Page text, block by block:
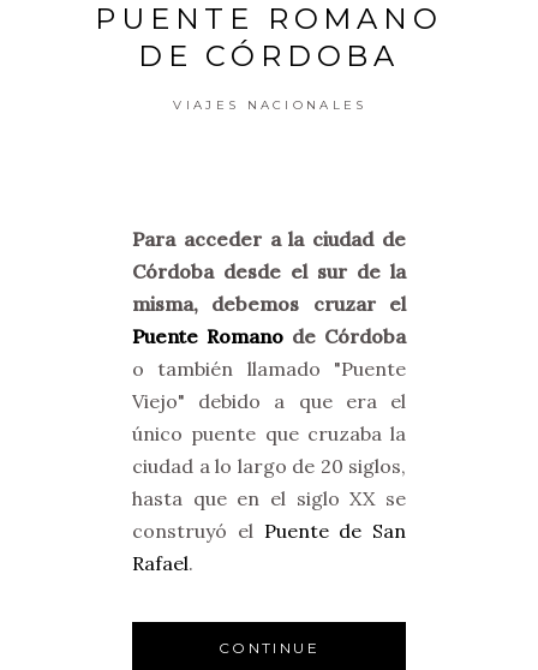
PUENTE ROMANO
DE CÓRDOBA
VIAJES NACIONALES
Para acceder a la ciudad de
Córdoba desde el sur de la
misma, debemos cruzar el
Puente Romano de Córdoba
o también llamado "Puente
Viejo" debido a que era el
único puente que cruzaba la
ciudad a lo largo de 20 siglos,
hasta que en el siglo XX se
construyó el Puente de San
Rafael.
CONTINUE